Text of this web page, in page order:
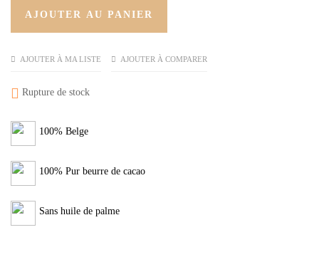
AJOUTER AU PANIER
AJOUTER À MA LISTE AJOUTER À COMPARER
 Rupture de stock
100% Belge
100% Pur beurre de cacao
Sans huile de palme